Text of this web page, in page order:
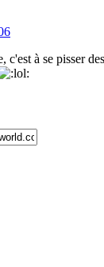
à se pisser